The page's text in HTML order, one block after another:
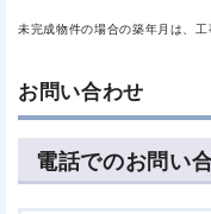
未完成物件の場合の築年月は、
お問い合わせ
電話でのお問い